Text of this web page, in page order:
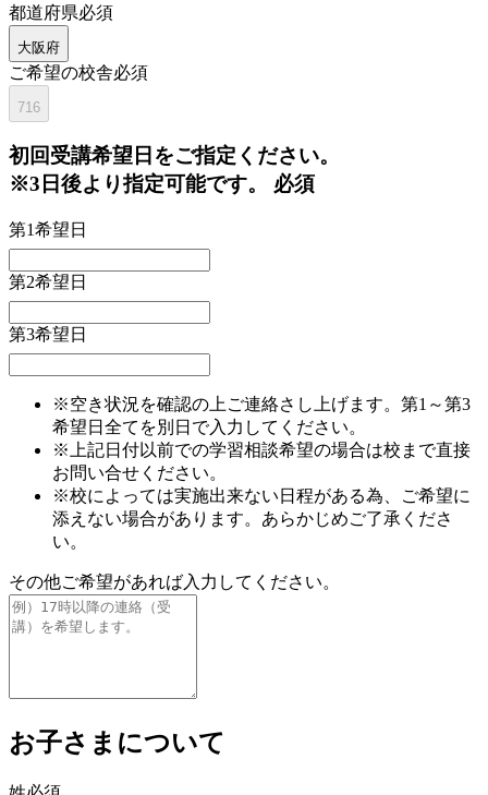
都道府県必須
大阪府
ご希望の校舎必須
716
初回受講希望日をご指定ください。
※3日後より指定可能です。 必須
第1希望日
第2希望日
第3希望日
※空き状況を確認の上ご連絡さし上げます。第1～第3
希望日全てを別日で入力してください。
※上記日付以前での学習相談希望の場合は校まで直接
お問い合せください。
※校によっては実施出来ない日程がある為、ご希望に
添えない場合があります。あらかじめご了承くださ
い。
その他ご希望があれば入力してください。
お子さまについて